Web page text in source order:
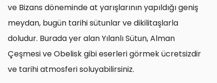
ve Bizans döneminde at yarışlarının yapıldığı geniş
meydan, bugün tarihi sütunlar ve dikilitaşlarla
doludur. Burada yer alan Yılanlı Sütun, Alman
Çeşmesi ve Obelisk gibi eserleri görmek ücretsizdir
ve tarihi atmosferi soluyabilirsiniz.